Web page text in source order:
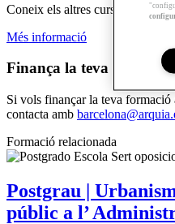
Coneix els altres cursos de
Més informació
Finança la teva formació!
Si vols finançar la teva formació
contacta amb
Formació relacionada
Postgrau |
públic a l’